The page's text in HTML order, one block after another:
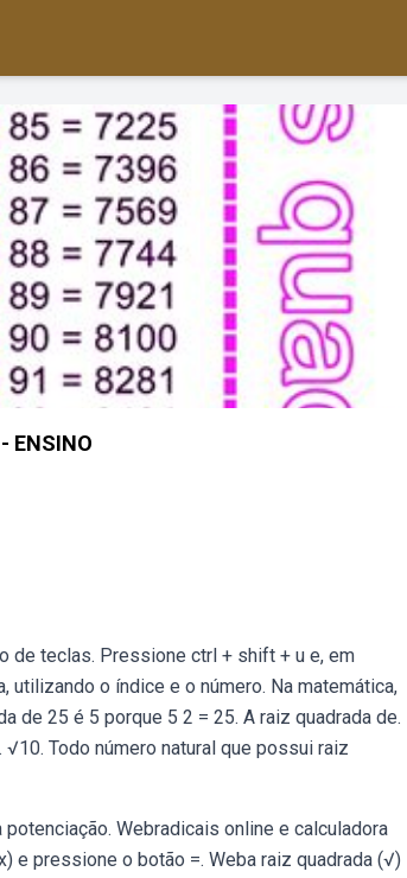
ENSINO
de teclas. Pressione ctrl + shift + u e, em
utilizando o índice e o número. Na matemática,
de 25 é 5 porque 5 2 = 25. A raiz quadrada de.
Todo número natural que possui raiz
Webradicais online e calculadora
e pressione o botão =. Weba raiz quadrada (√)